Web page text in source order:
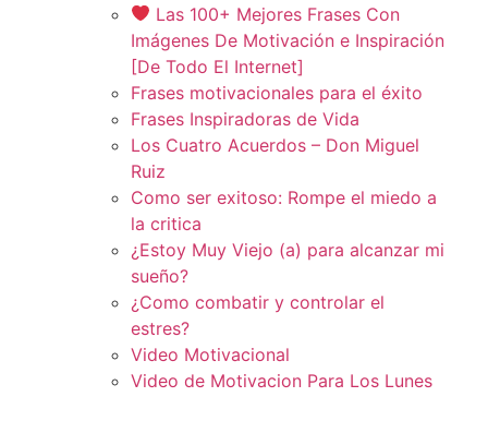
Las 100+ Mejores Frases Con
Imágenes De Motivación e Inspiración
[De Todo El Internet]
Frases motivacionales para el éxito
Frases Inspiradoras de Vida
Los Cuatro Acuerdos – Don Miguel
Ruiz
Como ser exitoso: Rompe el miedo a
la critica
¿Estoy Muy Viejo (a) para alcanzar mi
sueño?
¿Como combatir y controlar el
estres?
Video Motivacional
Video de Motivacion Para Los Lunes